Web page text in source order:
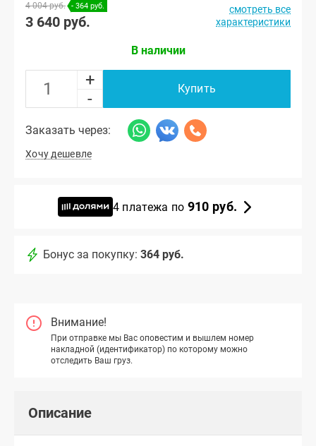
4 004 руб. - 364 руб.
3 640 руб.
смотреть все
характеристики
В наличии
+
-
Купить
Заказать через:
Хочу дешевле
4 платежа по 910 руб.
Бонус за покупку: 364 руб.
Внимание!
При отправке мы Вас оповестим и вышлем номер
накладной (идентификатор) по которому можно
отследить Ваш груз.
Описание